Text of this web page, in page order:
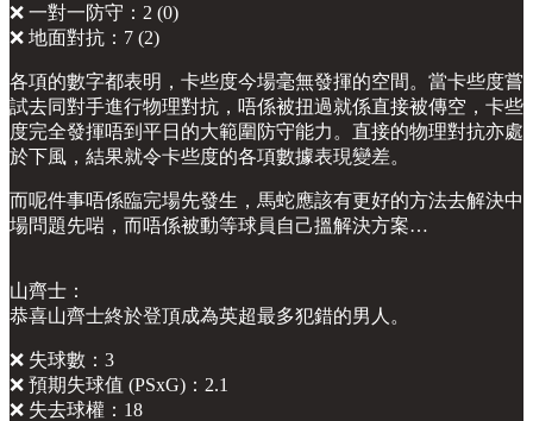
❌ 一對一防守：2 (0)
❌ 地面對抗：7 (2)
各項的數字都表明，卡些度今場毫無發揮的空間。當卡些度嘗
試去同對手進行物理對抗，唔係被扭過就係直接被傳空，卡些
度完全發揮唔到平日的大範圍防守能力。直接的物理對抗亦處
於下風，結果就令卡些度的各項數據表現變差。
而呢件事唔係臨完場先發生，馬蛇應該有更好的方法去解決中
場問題先啱，而唔係被動等球員自己搵解決方案…
山齊士：
恭喜山齊士終於登頂成為英超最多犯錯的男人。
❌ 失球數：3
❌ 預期失球值 (PSxG)：2.1
❌ 失去球權：18